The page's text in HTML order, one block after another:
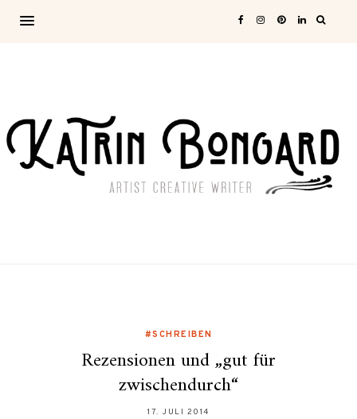
#SCHREIBEN
Rezensionen und „gut für
zwischendurch“
17. JULI 2014